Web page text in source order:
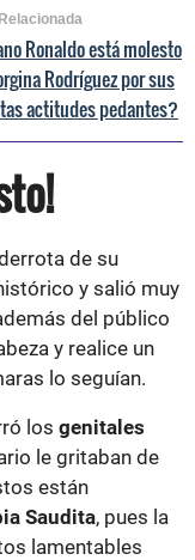
Ronaldo está molesto
Rodríguez por sus
actitudes pedantes?
de su
y salió muy
del público
y realice un
lo seguían.
los genitales
le gritaban de
están
Saudita, pues la
lamentables